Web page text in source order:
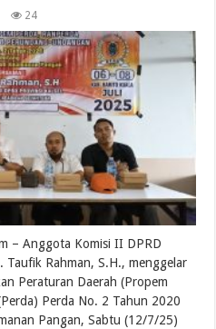
24
– Anggota Komisi II DPRD
Taufik Rahman, S.H., menggelar
Peraturan Daerah (Propem
Perda No. 2 Tahun 2020
Pangan, Sabtu (12/7/25)